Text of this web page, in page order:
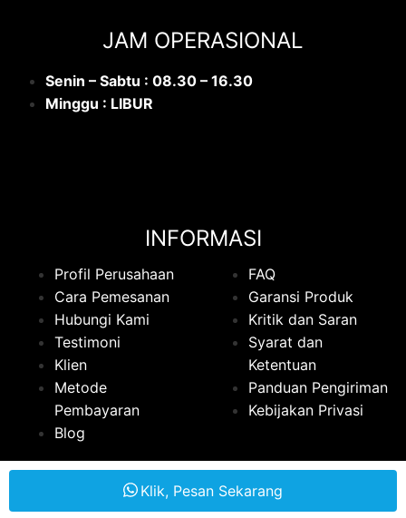
JAM OPERASIONAL
Senin – Sabtu : 08.30 – 16.30
Minggu : LIBUR
INFORMASI
Profil Perusahaan
Cara Pemesanan
Hubungi Kami
Testimoni
Klien
Metode
Pembayaran
Blog
FAQ
Garansi Produk
Kritik dan Saran
Syarat dan
Ketentuan
Panduan Pengiriman
Kebijakan Privasi
Klik, Pesan Sekarang